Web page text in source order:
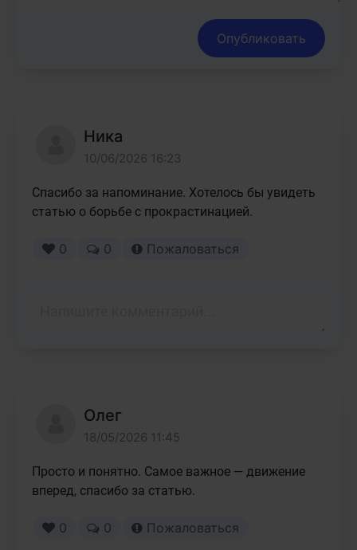
Опубликовать
Ника
10/06/2026 16:23
Спасибо за напоминание. Хотелось бы увидеть
статью о борьбе с прокрастинацией.
0 0 Пожаловаться
Олег
18/05/2026 11:45
Просто и понятно. Самое важное — движение
вперед, спасибо за статью.
0 0 Пожаловаться